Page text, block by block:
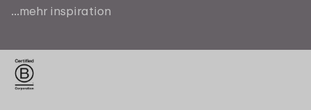
...mehr inspiration